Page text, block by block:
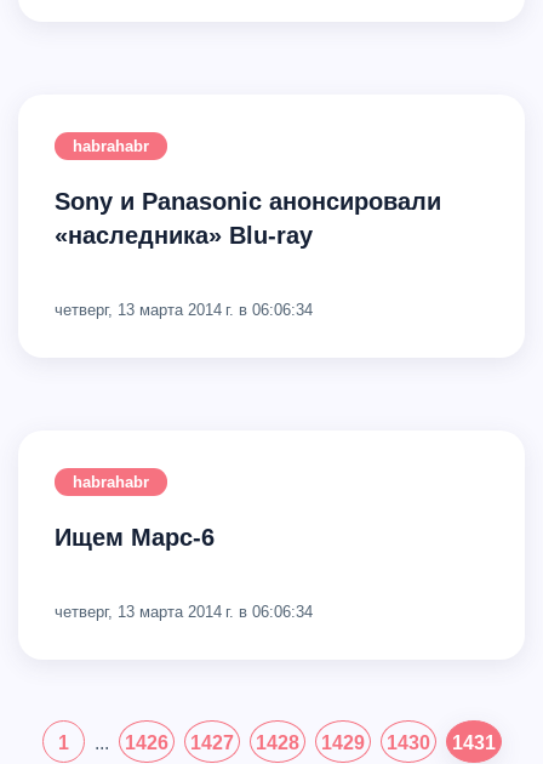
habrahabr
Sony и Panasonic анонсировали
«наследника» Blu-ray
четверг, 13 марта 2014 г. в 06:06:34
habrahabr
Ищем Марс-6
четверг, 13 марта 2014 г. в 06:06:34
1 ... 1426 1427 1428 1429 1430 1431